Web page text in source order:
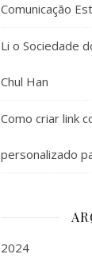
Comunicação
Li o Sociedade
Chul Han
Como criar link
personalizado
2024